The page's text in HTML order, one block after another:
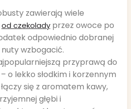
zawierają wiele
od czekolady przez owoce po
odpowiednio dobranej
wzbogacić.
przyprawą do
o lekko słodkim i korzennym
się z aromatem kawy,
głębi i